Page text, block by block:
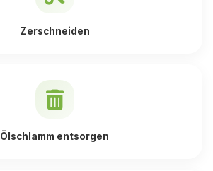
Zerschneiden
Ölschlamm entsorgen